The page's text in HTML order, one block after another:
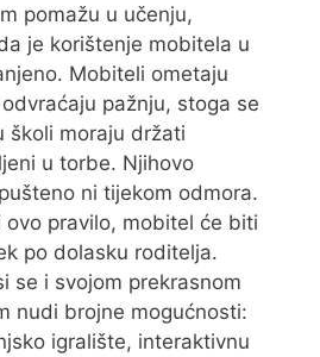
pomažu u učenju,
je korištenje mobitela u
Mobiteli ometaju
pažnju, stoga se
školi moraju držati
u torbe. Njihovo
ni tijekom odmora.
ovo pravilo, mobitel će biti
po dolasku roditelja.
se i svojom prekrasnom
nudi brojne mogućnosti:
igralište, interaktivnu